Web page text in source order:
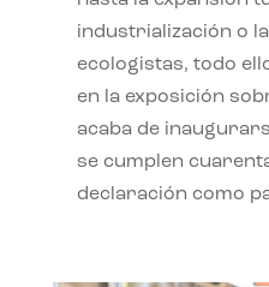
industrialización o
ecologistas, todo
en la exposición
acaba de
se cumplen
declaración como